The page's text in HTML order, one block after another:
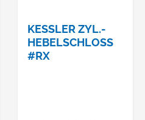
KESSLER ZYL.-
HEBELSCHLOSS
#RX